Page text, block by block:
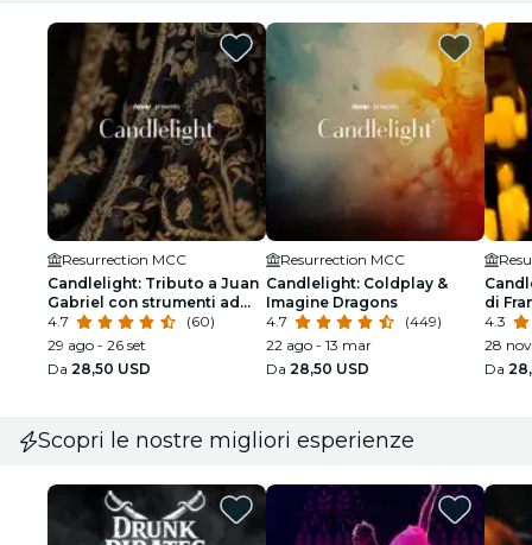
Resurrection MCC
Candlelight: Tributo a Juan
Gabriel con strumenti ad
arco
4.7
(60)
29 ago - 26 set
Da 28,50 USD
Resurrection MCC
Candlelight: Coldplay &
Imagine Dragons
4.7
(449)
22 ago - 13 mar
Da 28,50 USD
di
Cole
4.3
28 nov
Da
Scopri le nostre migliori esperienze